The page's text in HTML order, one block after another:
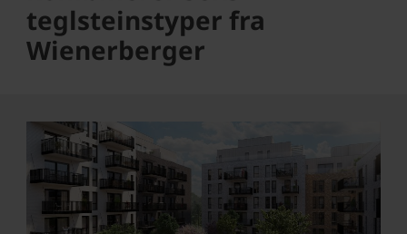
teglsteinstyper fra
Wienerberger